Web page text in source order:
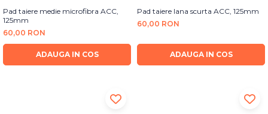
Pad taiere medie microfibra ACC,
125mm
60,00 RON
ADAUGA IN COS
Pad taiere lana scurta ACC, 125mm
60,00 RON
ADAUGA IN COS